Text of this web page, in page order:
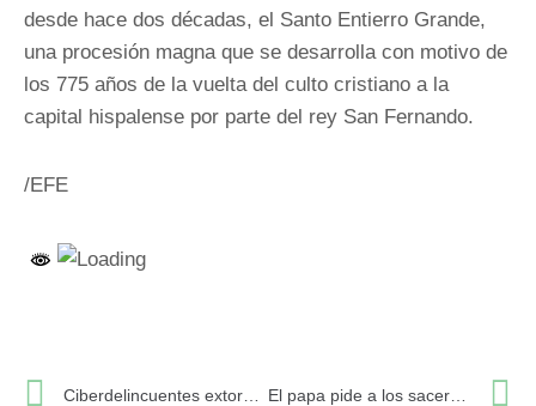
desde hace dos décadas, el Santo Entierro Grande,
una procesión magna que se desarrolla con motivo de
los 775 años de la vuelta del culto cristiano a la
capital hispalense por parte del rey San Fernando.
/EFE
El papa pide a los sacerdotes no dividir la Iglesia